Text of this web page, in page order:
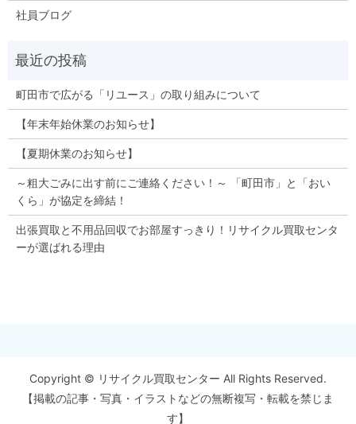
社員ブログ
町田市で広がる「リユース」の取り組みについて
【年末年始休業のお知らせ】
【夏期休業のお知らせ】
～粗大ごみに出す前にご連絡ください！～ 「町田市」と「おい
くら」が協定を締結！
出張買取と不用品回収でお部屋すっきり！リサイクル買取センタ
ーが選ばれる理由
Copyright © リサイクル買取センター All Rights Reserved.
【掲載の記事・写真・イラストなどの無断複写・転載を禁じま
す】